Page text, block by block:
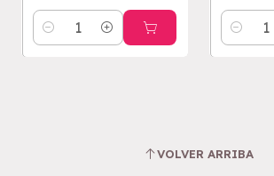
Cantidad Cantidad
VOLVER ARRIBA